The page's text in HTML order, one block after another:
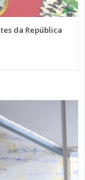
da República